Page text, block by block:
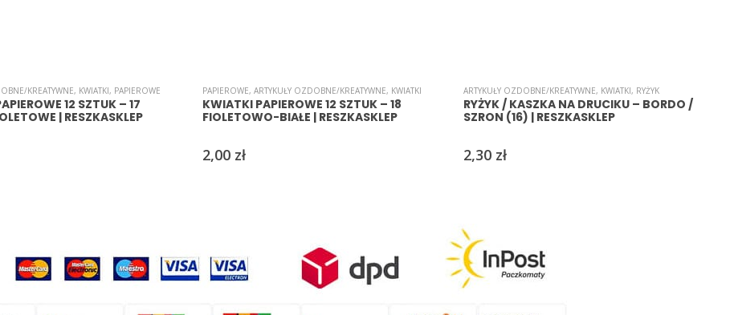
KREATYWNE, KWIATKI, PAPIEROWE
12 SZTUK – 17
| RESZKASKLEP
PAPIEROWE, ARTYKUŁY OZDOBNE/KREATYWNE, KWIATKI
KWIATKI PAPIEROWE 12 SZTUK – 18
FIOLETOWO-BIAŁE | RESZKASKLEP
2,00 zł
ARTYKUŁY OZDOBNE/KREATYWNE, KWIATKI, RYŻYK
RYŻYK / KASZKA NA DRUCIKU – BORDO /
SZRON (16) | RESZKASKLEP
2,30 zł